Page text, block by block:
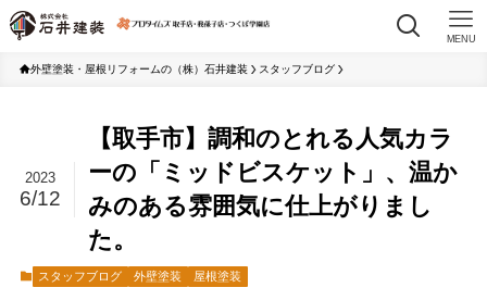
MENU
外壁塗装・屋根リフォームの（株）石井建装 スタッフブログ
【取手市】調和のとれる人気カラ
ーの「ミッドビスケット」、温か
みのある雰囲気に仕上がりまし
た。
2023
6/12
スタッフブログ 外壁塗装 屋根塗装